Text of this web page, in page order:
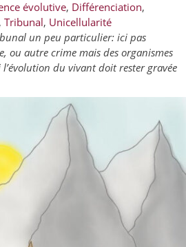
évolutive, Différenciation,
, Tribunal, Unicellularité
un peu particulier: ici pas
ou autre crime mais des organismes
du vivant doit rester gravée